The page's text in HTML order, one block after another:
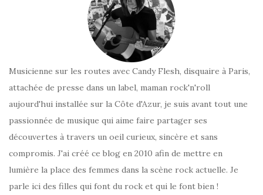
Musicienne sur les routes avec Candy Flesh, disquaire à Paris,
attachée de presse dans un label, maman rock'n'roll
aujourd'hui installée sur la Côte d'Azur, je suis avant tout une
passionnée de musique qui aime faire partager ses
découvertes à travers un oeil curieux, sincère et sans
compromis. J'ai créé ce blog en 2010 afin de mettre en
lumière la place des femmes dans la scène rock actuelle. Je
parle ici des filles qui font du rock et qui le font bien !